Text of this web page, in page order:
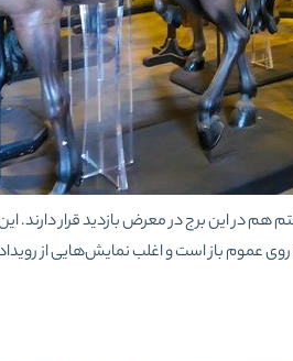
در این برج در معرض بازدید قرار دارند.
عموم باز است و اغلب نمایش‌هایی از